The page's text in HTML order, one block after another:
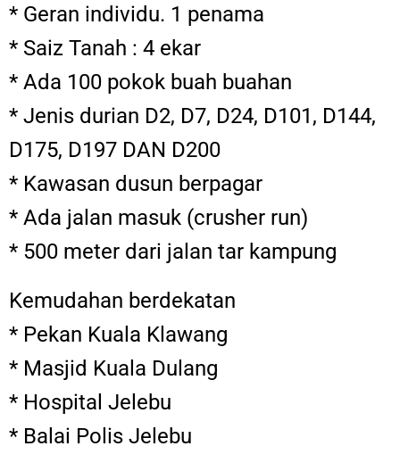
* Geran individu. 1 penama
* Saiz Tanah : 4 ekar
* Ada 100 pokok buah buahan
* Jenis durian D2, D7, D24, D101, D144,
D175, D197 DAN D200
* Kawasan dusun berpagar
* Ada jalan masuk (crusher run)
* 500 meter dari jalan tar kampung
Kemudahan berdekatan
* Pekan Kuala Klawang
* Masjid Kuala Dulang
* Hospital Jelebu
* Balai Polis Jelebu